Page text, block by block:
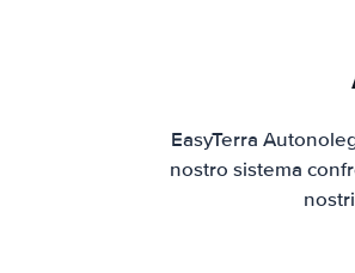
EasyTerra
nostro sistema